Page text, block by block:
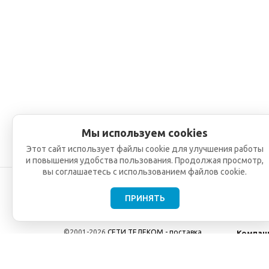
©2001-2026 СЕТИ ТЕЛЕКОМ - поставка,
Мы используем cookies
Этот сайт использует файлы cookie для улучшения работы
и повышения удобства пользования. Продолжая просмотр,
вы соглашаетесь с использованием файлов cookie.
ПРИНЯТЬ